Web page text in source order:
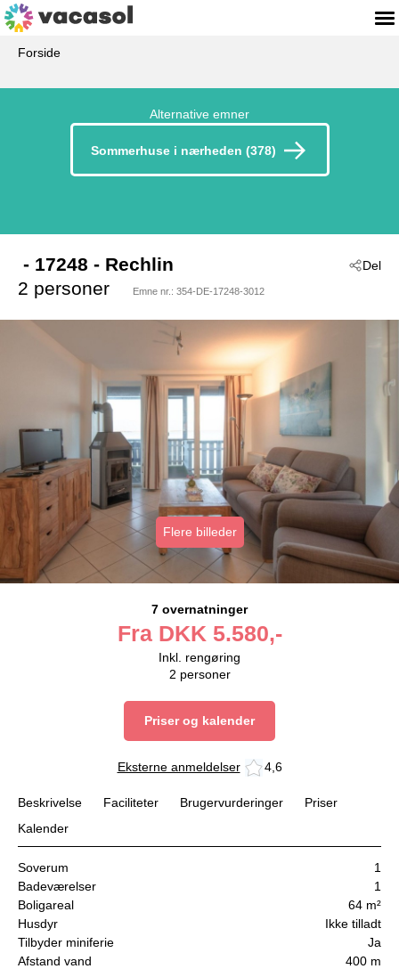
Forside
Alternative emner
Sommerhuse i nærheden (378)
Del
- 17248 - Rechlin
2 personer
Emne nr.: 354-DE-17248-3012
Flere billeder
7 overnatninger
Fra DKK 5.580,-
Inkl. rengøring
2 personer
Priser og kalender
Eksterne anmeldelser 4,6
Beskrivelse Faciliteter Brugervurderinger
Priser
Kalender
Soverum
1
Badeværelser
1
Boligareal
64 m²
Husdyr
Ikke tilladt
Tilbyder miniferie
Ja
Afstand vand
400 m